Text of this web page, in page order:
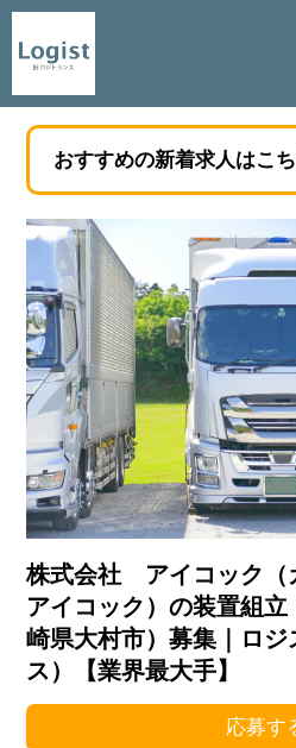
おすすめの新着求人はこち
株式会社 アイコック（
アイコック）の装置組
崎県大村市）募集｜ロ
ス）【業界最大手】
応募す